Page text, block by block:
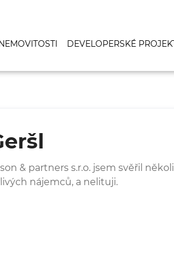
DEVELOPERSKÉ
& partners s.r.o. jsem svěřil
nájemců, a nelituji.